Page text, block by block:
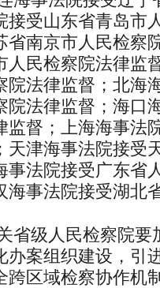
接受山东省青岛市
省南京市人民检察
人民检察院法律监
院法律监督；北海
院法律监督；海口
监督；上海海事法
天津海事法院接受
事法院接受广东省
海事法院接受湖北
省级人民检察院
办案组织建设，引
跨区域检察协作机